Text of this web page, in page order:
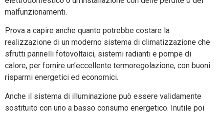
malfunzionamenti.
Prova a capire anche quanto potrebbe costare la
realizzazione di un moderno sistema di climatizzazione che
sfrutti pannelli fotovoltaici, sistemi radianti e pompe di
calore, per fornire un’eccellente termoregolazione, con buoni
risparmi energetici ed economici.
Anche il sistema di illuminazione può essere validamente
sostituito con uno a basso consumo energetico. Inutile poi